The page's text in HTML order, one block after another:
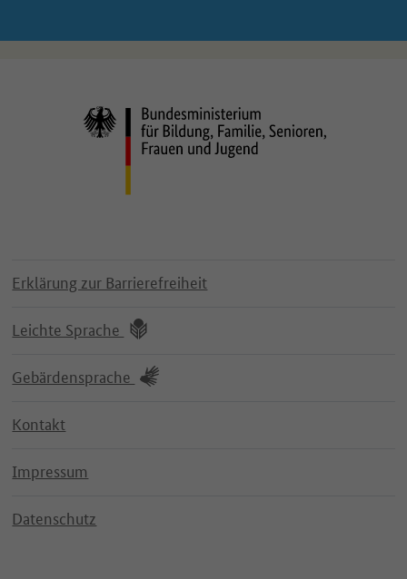
Erklärung zur Barrierefreiheit
Leichte Sprache
Gebärdensprache
Kontakt
Impressum
Datenschutz